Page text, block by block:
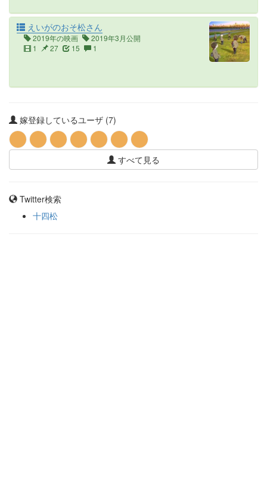
えいがのおそ松さん
2019年の映画
2019年3月公開
1
27 15 1
嫁登録しているユーザ (7)
すべて見る
Twitter検索
十四松